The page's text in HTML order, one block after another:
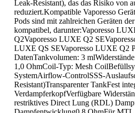
Leak-Resistant), das das Risiko von
reduziert.Kompatible Vaporesso
Pods sind mit zahlreichen Geräten
kompatibel, darunter:Vaporesso
Q2Vaporesso LUXE Q2
LUXE QS SEVaporesso LUXE Q2
DatenTankvolumen: 3
1,0 OhmCoil-Typ: Mesh
SystemAirflow-ControlSSS-
Resistant)Transparenter TankFest
VerdampferkopfVerfügbare
restriktives Direct Lung (RDL)